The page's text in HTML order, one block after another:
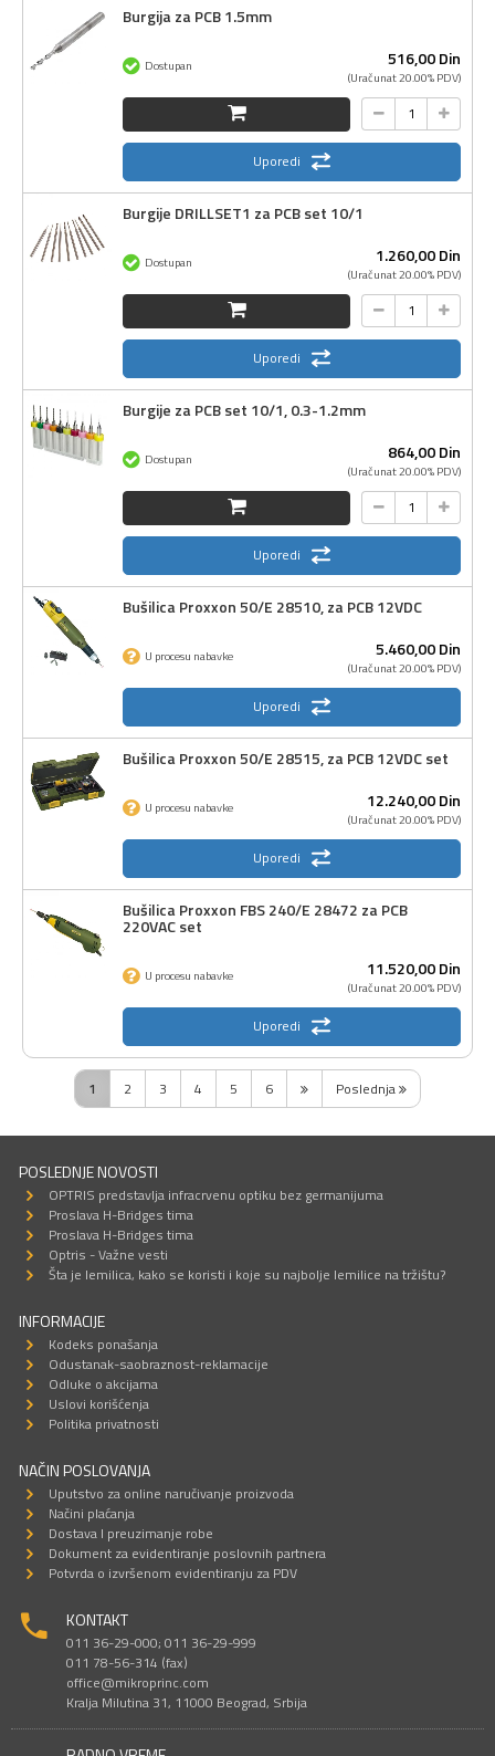
Burgija za PCB 1.5mm
516,00Din
(Uračunat 20.00% PDV)
Dostupan
Uporedi
Burgije DRILLSET1 za PCB set 10/1
1.260,00Din
(Uračunat 20.00% PDV)
Dostupan
Uporedi
Burgije za PCB set 10/1, 0.3-1.2mm
864,00Din
(Uračunat 20.00% PDV)
Dostupan
Uporedi
Bušilica Proxxon 50/E 28510, za PCB 12VDC
5.460,00Din
(Uračunat 20.00% PDV)
U procesu nabavke
Uporedi
Bušilica Proxxon 50/E 28515, za PCB 12VDC set
12.240,00Din
(Uračunat 20.00% PDV)
U procesu nabavke
Uporedi
Bušilica Proxxon FBS 240/E 28472 za PCB
220VAC set
11.520,00Din
(Uračunat 20.00% PDV)
U procesu nabavke
Uporedi
1 2 3 4 5 6 Poslednja
POSLEDNJE NOVOSTI
OPTRIS predstavlja infracrvenu optiku bez germanijuma
Proslava H-Bridges tima
Proslava H-Bridges tima
Optris - Važne vesti
Šta je lemilica, kako se koristi i koje su najbolje lemilice na tržištu?
INFORMACIJE
Kodeks ponašanja
Odustanak-saobraznost-reklamacije
Odluke o akcijama
Uslovi korišćenja
Politika privatnosti
NAČIN POSLOVANJA
Uputstvo za online naručivanje proizvoda
Načini plaćanja
Dostava I preuzimanje robe
Dokument za evidentiranje poslovnih partnera
Potvrda o izvršenom evidentiranju za PDV
KONTAKT
011 36-29-000; 011 36-29-999
011 78-56-314 (fax)
office@mikroprinc.com
Kralja Milutina 31, 11000 Beograd, Srbija